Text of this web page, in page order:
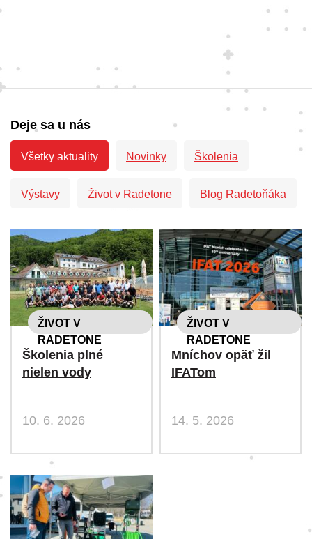
Deje sa u nás
Všetky aktuality Novinky Školenia
Výstavy Život v Radetone Blog Radetoňáka
ŽIVOT V
RADETONE
Školenia plné
nielen vody
10. 6. 2026
ŽIVOT V
RADETONE
Mníchov opäť žil
IFATom
14. 5. 2026